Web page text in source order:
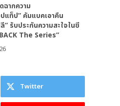
ฉากความ
แท็ป” คัมแบคเอาคืน
” รับประกันความสะใจในซี
The Series”
Twitter